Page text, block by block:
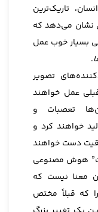
تاریک‌ترین
نشان می‌دهد که
بسیار خوب عمل
.
تصویر
عمل خواهند
تعصبات و
خواهند کرد و
دست خواهند
هوش مصنوعی
معنا نیست که
که قبلاً مختص